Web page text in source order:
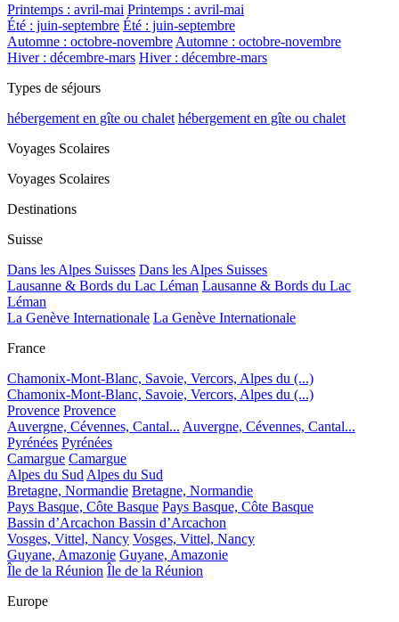
Printemps : avril-mai Printemps : avril-mai
Été : juin-septembre Été : juin-septembre
Automne : octobre-novembre Automne : octobre-novembre
Hiver : décembre-mars Hiver : décembre-mars
Types de séjours
hébergement en gîte ou chalet hébergement en gîte ou chalet
Voyages Scolaires
Voyages Scolaires
Destinations
Suisse
Dans les Alpes Suisses Dans les Alpes Suisses
Lausanne & Bords du Lac Léman Lausanne & Bords du Lac
Léman
La Genève Internationale La Genève Internationale
France
Chamonix-Mont-Blanc, Savoie, Vercors, Alpes du (...)
Chamonix-Mont-Blanc, Savoie, Vercors, Alpes du (...)
Provence Provence
Auvergne, Cévennes, Cantal... Auvergne, Cévennes, Cantal...
Pyrénées Pyrénées
Camargue Camargue
Alpes du Sud Alpes du Sud
Bretagne, Normandie Bretagne, Normandie
Pays Basque, Côte Basque Pays Basque, Côte Basque
Bassin d’Arcachon Bassin d’Arcachon
Vosges, Vittel, Nancy Vosges, Vittel, Nancy
Guyane, Amazonie Guyane, Amazonie
Île de la Réunion Île de la Réunion
Europe